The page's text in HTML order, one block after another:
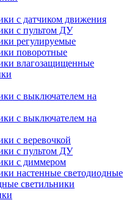
с датчиком движения
с пультом ДУ
регулируемые
поворотные
влагозащищенные
с выключателем на
с выключателем на
с веревочкой
с пультом ДУ
с диммером
настенные светодиодные
светильники